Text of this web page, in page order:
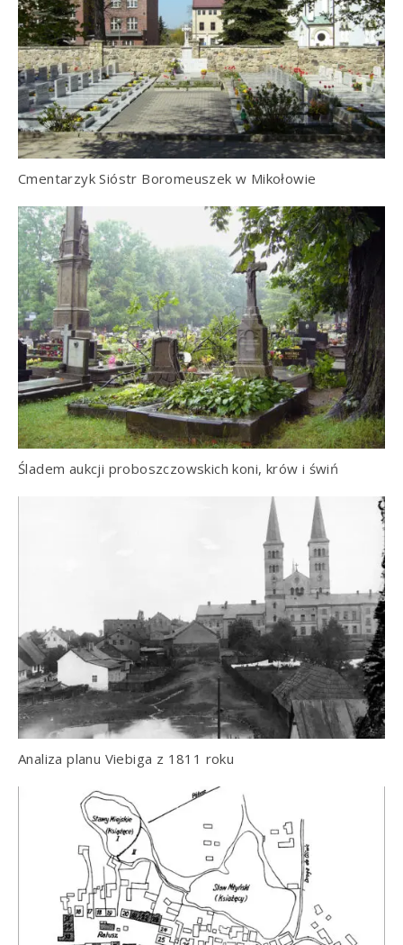
Cmentarzyk Sióstr Boromeuszek w Mikołowie
Śladem aukcji proboszczowskich koni, krów i świń
Analiza planu Viebiga z 1811 roku